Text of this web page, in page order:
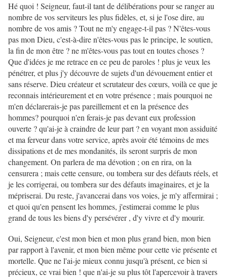
Hé quoi ! Seigneur, faut-il tant de délibérations pour se ranger au
nombre de vos serviteurs les plus fidèles, et, si je l'ose dire, au
nombre de vos amis ? Tout ne m'y engage-t-il pas ? N'êtes-vous
pas mon Dieu, c'est-à-dire n'êtes-vous pas le principe, le soutien,
la fin de mon être ? ne m'êtes-vous pas tout en toutes choses ?
Que d'idées je me retrace en ce peu de paroles ! plus je veux les
pénétrer, et plus j'y découvre de sujets d'un dévouement entier et
sans réserve. Dieu créateur et scrutateur des cœurs, voilà ce que je
reconnais intérieurement et en votre présence ; mais pourquoi ne
m'en déclarerais-je pas pareillement et en la présence des
hommes? pourquoi n'en ferais-je pas devant eux profession
ouverte ? qu'ai-je à craindre de leur part ? en voyant mon assiduité
et ma ferveur dans votre service, après avoir été témoins de mes
dissipations et de mes mondanités, ils seront surpris de mon
changement. On parlera de ma dévotion ; on en rira, on la
censurera ; mais cette censure, ou tombera sur des défauts réels, et
je les corrigerai, ou tombera sur des défauts imaginaires, et je la
mépriserai. Du reste, j'avancerai dans vos voies, je m'y affermirai ;
et quoi qu'en pensent les hommes, j'estimerai comme le plus
grand de tous les biens d'y persévérer , d'y vivre et d'y mourir.
Oui, Seigneur, c'est mon bien et mon plus grand bien, mon bien
par rapport à l'avenir, et mon bien même pour cette vie présente et
mortelle. Que ne l'ai-je mieux connu jusqu'à présent, ce bien si
précieux, ce vrai bien ! que n'ai-je su plus tôt l'apercevoir à travers